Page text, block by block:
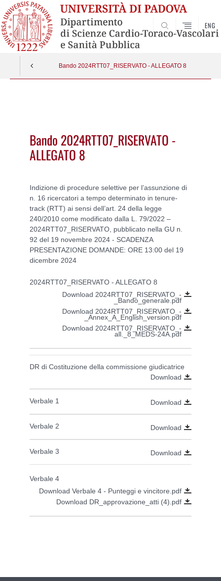
SEARCH
ENG
Bando 2024RTT07_RISERVATO - ALLEGATO 8
Bando 2024RTT07_RISERVATO -
ALLEGATO 8
Indizione di procedure selettive per l’assunzione di
n. 16 ricercatori a tempo determinato in tenure-
track (RTT) ai sensi dell’art. 24 della legge
240/2010 come modificato dalla L. 79/2022 –
2024RTT07_RISERVATO, pubblicato nella GU n.
92 del 19 novembre 2024 - SCADENZA
PRESENTAZIONE DOMANDE: ORE 13:00 del 19
dicembre 2024
2024RTT07_RISERVATO - ALLEGATO 8
Download 2024RTT07_RISERVATO_-
_Bando_generale.pdf
Download 2024RTT07_RISERVATO_-
_Annex_A_English_version.pdf
Download 2024RTT07_RISERVATO_-
all._8_MEDS-24A.pdf
DR di Costituzione della commissione giudicatrice
Download
Verbale 1 Download
Verbale 2 Download
Verbale 3 Download
Verbale 4
Download Verbale 4 - Punteggi e vincitore.pdf
Download DR_approvazione_atti (4).pdf